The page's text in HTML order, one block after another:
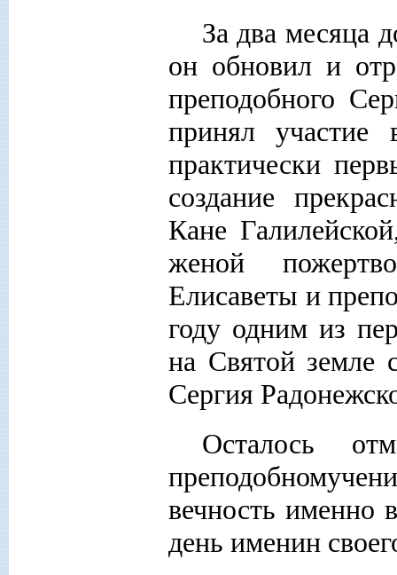
За два месяца
он обновил и
преподобного
принял
практически
создание
Кане
женой
Елисаветы и
году одним из
на Святой земле
Сергия
Осталось
вечность именно
день именин